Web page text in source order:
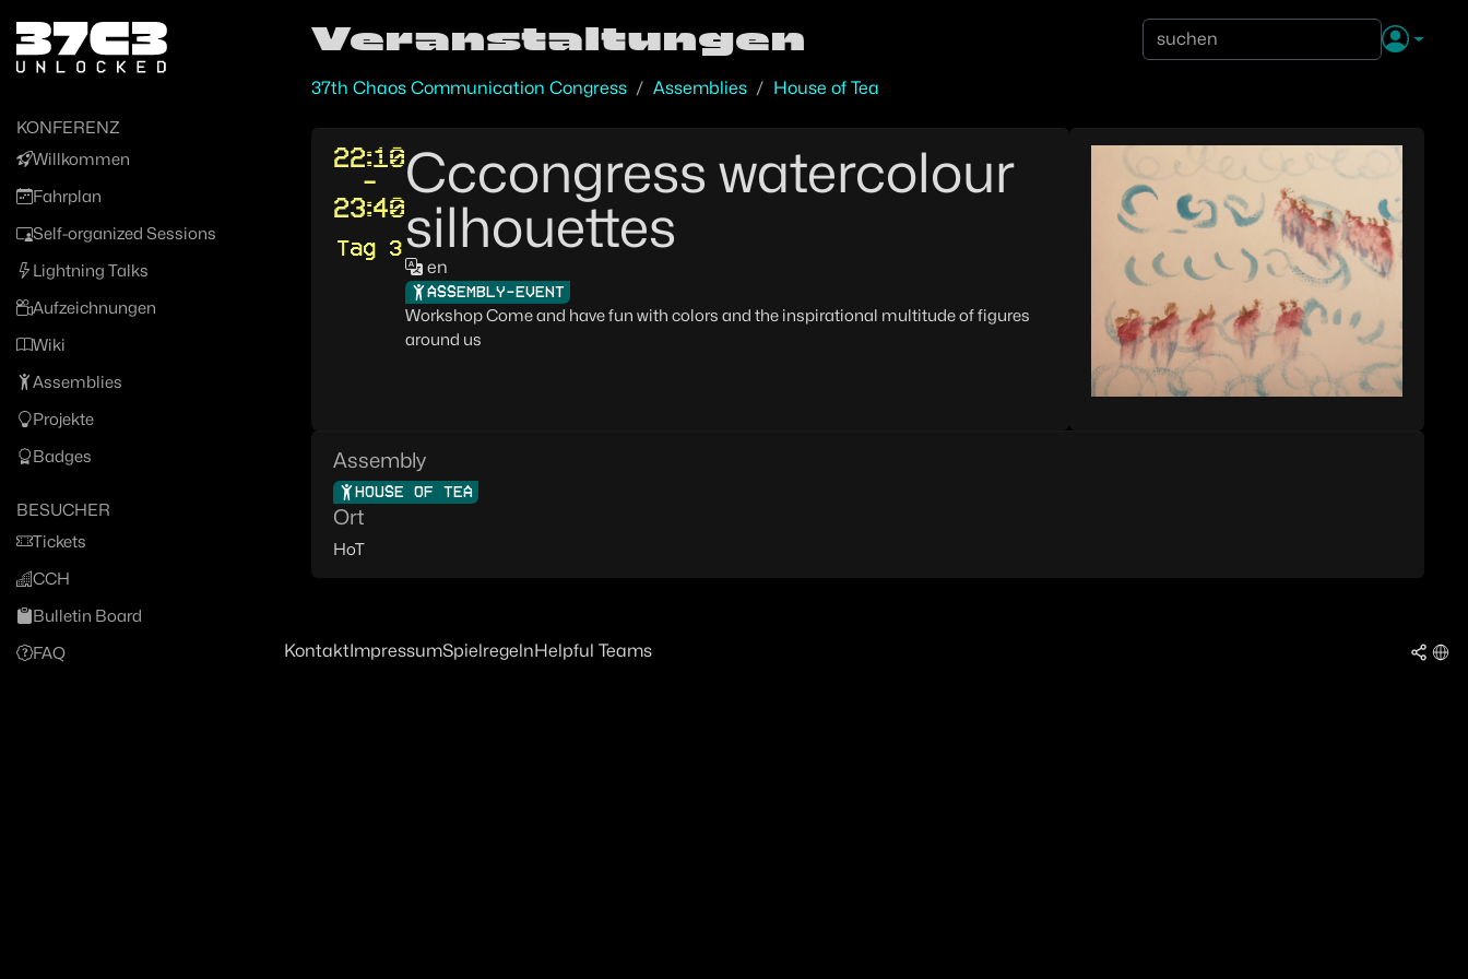
Zum Inhalt
Zum Footer
KONFERENZ
Willkommen
Fahrplan
Self-organized Sessions
Lightning Talks
Aufzeichnungen
Wiki
Assemblies
Projekte
Badges
BESUCHER
Tickets
CCH
Bulletin Board
FAQ
Veranstaltungen
37th Chaos Communication Congress Assemblies House of Tea
22:10
-
23:40
Tag 3
Cccongress watercolour
silhouettes
en
ASSEMBLY-EVENT
Workshop Come and have fun with colors and the inspirational multitude of figures
around us
Assembly
HOUSE OF TEA
Ort
HoT
KontaktImpressumSpielregelnHelpful Teams